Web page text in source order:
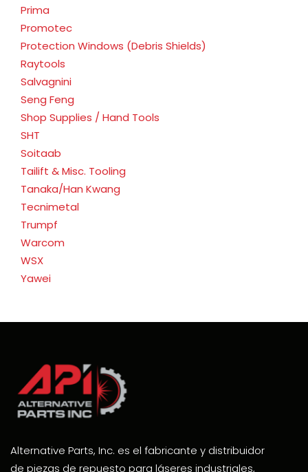
Prima
Promotec
Protection Windows (Debris Shields)
Raytools
Salvagnini
Seng Feng
Shop Supplies / Hand Tools
SHT
Soitaab
Tailift & Misc. Tooling
Tanaka/Han Kwang
Tecnimetal
Trumpf
Warcom
WSX
Yawei
Alternative Parts, Inc. es el fabricante y distribuidor
de piezas de repuesto para láseres industriales,